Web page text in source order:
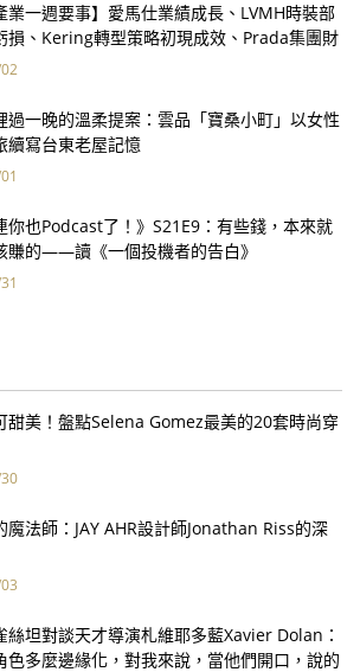
業一週要事】愛馬仕業績成長、LVMH時裝部
損、Kering轉型策略初現成效、Prada集團財
過一晚的溫柔提案：雲品「寶桑小町」以女性
續寫台東老屋記憶
你也Podcast了！》S21E9：有些錢，本來就
賺的——讀《一個投機者的告白》
甜美！盤點Selena Gomez最美的20套時尚穿
魔法師：JAY AHR設計師Jonathan Riss的深
絲坦對談天才導演札維耶多藍Xavier Dolan：
色多麼邊緣化，對我來說，當他們開口，說的